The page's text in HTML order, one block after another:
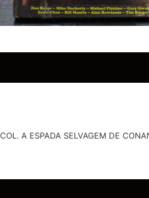
COL. A ESPADA SELVAGEM DE